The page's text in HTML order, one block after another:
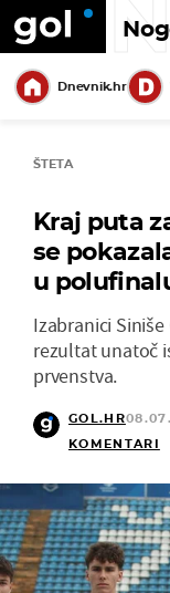
Dnevnik.hr
ŠTETA
Kraj puta
se
u
Izabranici
rezultat unatoč
prvenstva.
GOL.HR
KOMENTARI